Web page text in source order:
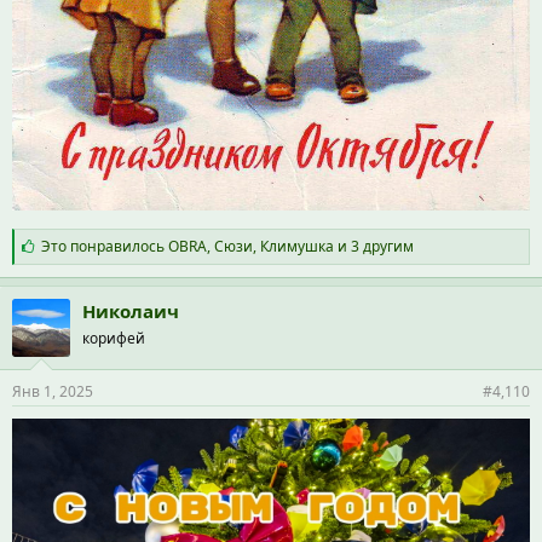
С
и
м
п
а
т
и
:
Это понравилосьOBRA,Сюзи, Климушка и 3 другим
Николаич
корифей
Янв 1, 2025 #4,110